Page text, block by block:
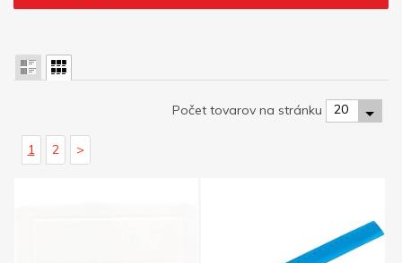
Počet tovarov na stránku 20
1 2 >